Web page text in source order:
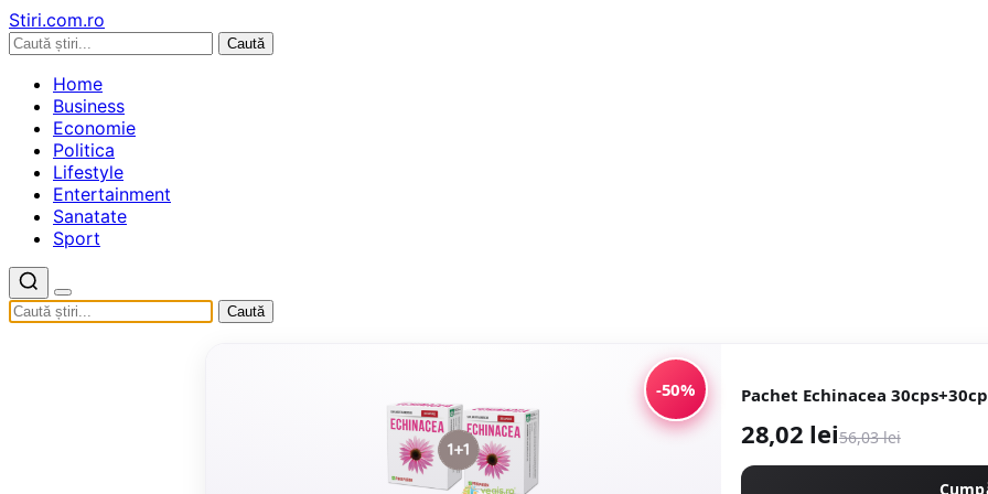
Stiri.com.ro
Caută
Home
Business
Economie
Politica
Lifestyle
Entertainment
Sanatate
Sport
Caută
-50% Pachet Echinacea
28,02 lei56,03 lei